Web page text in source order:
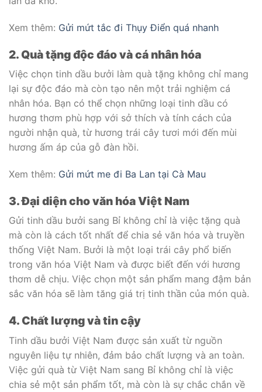
Xem thêm: Gửi mứt tắc đi Thụy Điển quá nhanh
2. Quà tặng độc đáo và cá nhân hóa
Việc chọn tinh dầu bưởi làm quà tặng không chỉ mang
lại sự độc đáo mà còn tạo nên một trải nghiệm cá
nhân hóa. Bạn có thể chọn những loại tinh dầu có
hương thơm phù hợp với sở thích và tính cách của
người nhận quà, từ hương trái cây tươi mới đến mùi
hương ấm áp của gỗ đàn hồi.
Xem thêm: Gửi mứt me đi Ba Lan tại Cà Mau
3. Đại diện cho văn hóa Việt Nam
Gửi tinh dầu bưởi sang Bỉ không chỉ là việc tặng quà
mà còn là cách tốt nhất để chia sẻ văn hóa và truyền
thống Việt Nam. Bưởi là một loại trái cây phổ biến
trong văn hóa Việt Nam và được biết đến với hương
thơm dễ chịu. Việc chọn một sản phẩm mang đậm bản
sắc văn hóa sẽ làm tăng giá trị tinh thần của món quà.
4. Chất lượng và tin cậy
Tinh dầu bưởi Việt Nam được sản xuất từ nguồn
nguyên liệu tự nhiên, đảm bảo chất lượng và an toàn.
Việc gửi quà từ Việt Nam sang Bỉ không chỉ là việc
chia sẻ một sản phẩm tốt, mà còn là sự chắc chắn về